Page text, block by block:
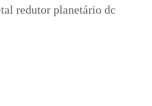
redutor planetário dc